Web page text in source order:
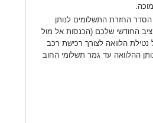
החזרת התשלומים לנותן
החודשי שלכם (הכנסות אל מול
הלוואה לצורך רכישת רכב
ההלוואה עד גמר תשלומי החוב